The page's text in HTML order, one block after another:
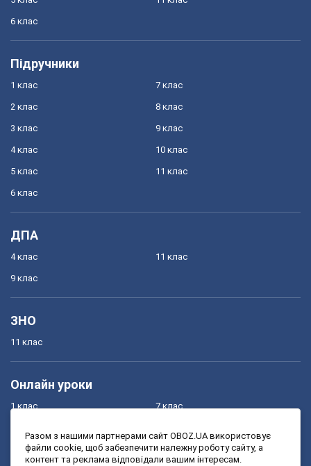
6 клас
Підручники
1 клас
2 клас
3 клас
4 клас
5 клас
6 клас
7 клас
8 клас
9 клас
10 клас
11 клас
ДПА
4 клас
9 клас
11 клас
ЗНО
11 клас
Онлайн уроки
1 клас
3 клас
7 клас
9 клас
Разом з нашими партнерами сайт OBOZ.UA використовує
файли cookie, щоб забезпечити належну роботу сайту, а
контент та реклама відповідали вашим інтересам.